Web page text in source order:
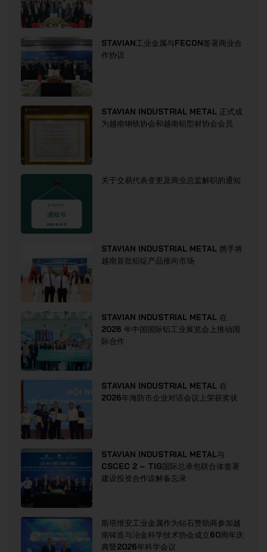
STAVIAN工业金属与FECON签署商业合
作协议
STAVIAN INDUSTRIAL METAL 正式成
为越南钢铁协会和越南铝型材协会会员
关于交易代表变更及商业总监解职的通知
STAVIAN INDUSTRIAL METAL 携手将
越南首批铝锭产品推向市场
STAVIAN INDUSTRIAL METAL 在
2026 年中国国际铝工业展览会上推动国
际合作
STAVIAN INDUSTRIAL METAL 在
2026年海防市企业对话会议上荣获奖状
STAVIAN INDUSTRIAL METAL与
CSCEC 2 – TIG国际总承包联合体签署
建设投资合作谅解备忘录
斯塔维安工业金属作为钻石赞助商参加越
南铸造与冶金科学技术协会成立60周年庆
典暨2026年科学会议